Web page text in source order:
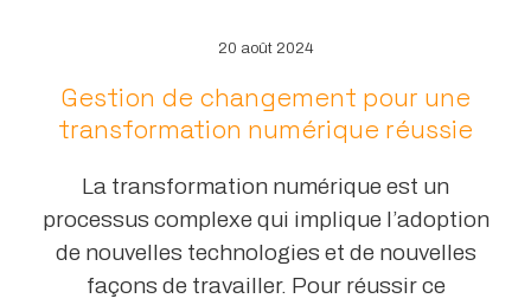
20 août 2024
Gestion de changement pour une
transformation numérique réussie
La transformation numérique est un
processus complexe qui implique l’adoption
de nouvelles technologies et de nouvelles
façons de travailler. Pour réussir ce